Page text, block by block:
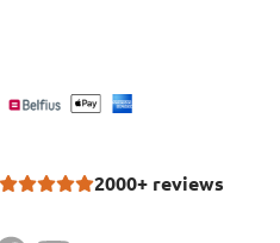
2000+ reviews